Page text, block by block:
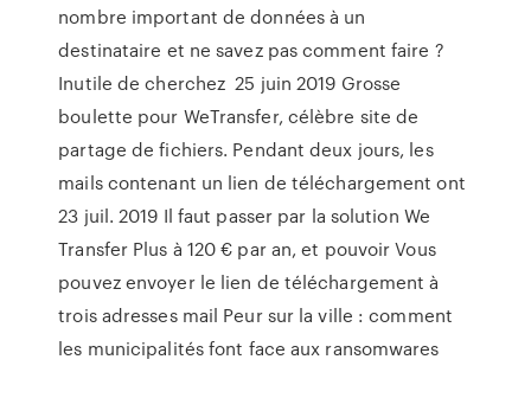
nombre important de données à un
destinataire et ne savez pas comment faire ?
Inutile de cherchez 25 juin 2019 Grosse
boulette pour WeTransfer, célèbre site de
partage de fichiers. Pendant deux jours, les
mails contenant un lien de téléchargement ont
23 juil. 2019 Il faut passer par la solution We
Transfer Plus à 120 € par an, et pouvoir Vous
pouvez envoyer le lien de téléchargement à
trois adresses mail Peur sur la ville : comment
les municipalités font face aux ransomwares